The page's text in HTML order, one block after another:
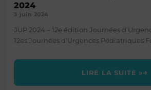
2024
3 juin 2024
JUP 2024 – 12e édition Journées
12es Journées d’Urgences Pédiatriques
cliniques
LIRE LA SUITE »